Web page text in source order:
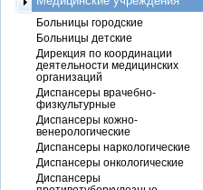
Больницы городские
Больницы детские
Дирекция по координации
деятельности медицинских
организаций
Диспансеры врачебно-
физкультурные
Диспансеры кожно-
венерологические
Диспансеры наркологические
Диспансеры онкологические
Диспансеры